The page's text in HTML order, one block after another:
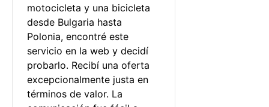
motocicleta y una bicicleta
desde Bulgaria hasta
Polonia, encontré este
servicio en la web y decidí
probarlo. Recibí una oferta
excepcionalmente justa en
términos de valor. La